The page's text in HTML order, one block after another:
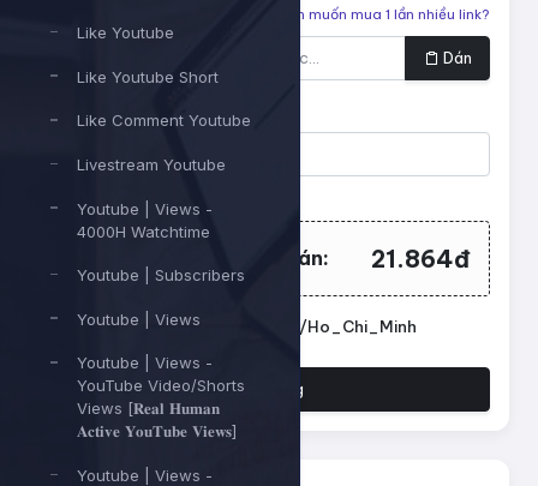
Like Youtube
Like Youtube Short
Like Comment Youtube
Livestream Youtube
Youtube | Views -
4000H Watchtime
Youtube | Subscribers
Youtube | Views
Youtube | Views -
YouTube Video/Shorts
Views [𝐑𝐞𝐚𝐥 𝐇𝐮𝐦𝐚𝐧
𝐀𝐜𝐭𝐢𝐯𝐞 𝐘𝐨𝐮𝐓𝐮𝐛𝐞 𝐕𝐢𝐞𝐰𝐬]
Youtube | Views -
Bạn muốn mua 1 lần nhiều link?
Dán
Tổng tiền cần thanh toán: 21.864đ
Đặt lịch chạy. Múi giờ: Asia/Ho_Chi_Minh
Đặt hàng